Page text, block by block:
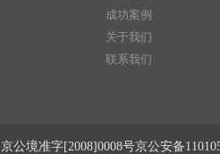
成功案例
关于我们
联系我们
京公境准字[2008]0008号京公安备